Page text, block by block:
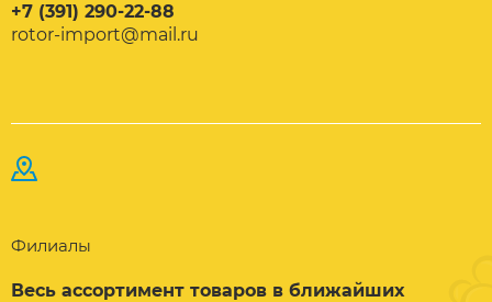
+7 (391) 290-22-88
rotor-import@mail.ru
Филиалы
Весь ассортимент товаров в ближайших